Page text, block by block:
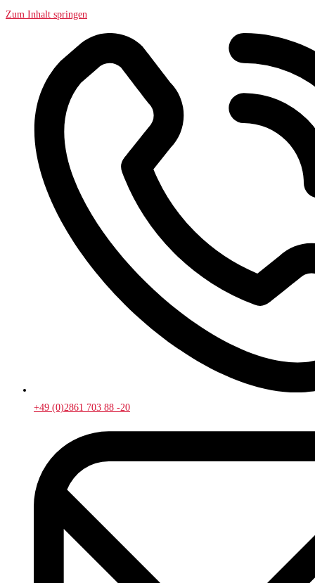
Zum Inhalt springen
+49 (0)2861 703 88 -20